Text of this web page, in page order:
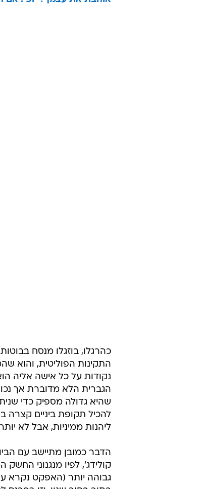
כהרגלו, בוזגלו מנסח
התקינות הפוליטית, והוא
נקודות על כל אישה אליה
הגברית הלא מדוברת אך
שהיא גדולה מספיק כדי
להכיל תקופת ביניים קצרה
ליהנות ממיניות, אבל לא
הדבר כמובן מתיישב עם
קולידג', לפיו מנגנוני
גבוהה יותר (האפקט נקרא